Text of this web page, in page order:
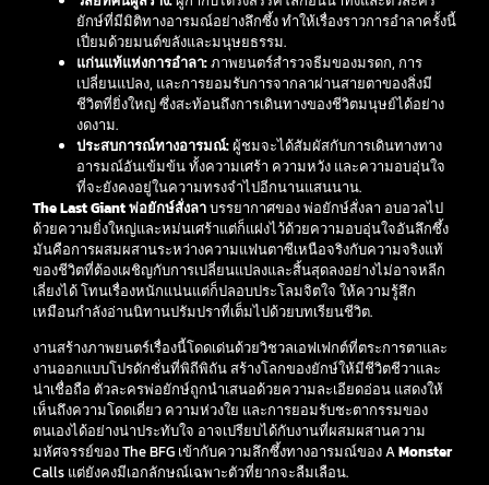
ยักษ์ที่มีมิติทางอารมณ์อย่างลึกซึ้ง ทำให้เรื่องราวการอำลาครั้งนี้
เปี่ยมด้วยมนต์ขลังและมนุษยธรรม.
แก่นแท้แห่งการอำลา:ภาพยนตร์สำรวจธีมของมรดก, การ
เปลี่ยนแปลง, และการยอมรับการจากลาผ่านสายตาของสิ่งมี
ชีวิตที่ยิ่งใหญ่ ซึ่งสะท้อนถึงการเดินทางของชีวิตมนุษย์ได้อย่าง
งดงาม.
ประสบการณ์ทางอารมณ์:ผู้ชมจะได้สัมผัสกับการเดินทางทาง
อารมณ์อันเข้มข้น ทั้งความเศร้า ความหวัง และความอบอุ่นใจ
ที่จะยังคงอยู่ในความทรงจำไปอีกนานแสนนาน.
The Last Giant พ่อยักษ์สั่งลาบรรยากาศของ พ่อยักษ์สั่งลา อบอวลไป
ด้วยความยิ่งใหญ่และหม่นเศร้าแต่ก็แฝงไว้ด้วยความอบอุ่นใจอันลึกซึ้ง
มันคือการผสมผสานระหว่างความแฟนตาซีเหนือจริงกับความจริงแท้
ของชีวิตที่ต้องเผชิญกับการเปลี่ยนแปลงและสิ้นสุดลงอย่างไม่อาจหลีก
เลี่ยงได้ โทนเรื่องหนักแน่นแต่ก็ปลอบประโลมจิตใจ ให้ความรู้สึก
เหมือนกำลังอ่านนิทานปรัมปราที่เต็มไปด้วยบทเรียนชีวิต.
งานสร้างภาพยนตร์เรื่องนี้โดดเด่นด้วยวิชวลเอฟเฟกต์ที่ตระการตาและ
งานออกแบบโปรดักชั่นที่พิถีพิถัน สร้างโลกของยักษ์ให้มีชีวิตชีวาและ
น่าเชื่อถือ ตัวละครพ่อยักษ์ถูกนำเสนอด้วยความละเอียดอ่อน แสดงให้
เห็นถึงความโดดเดี่ยว ความห่วงใย และการยอมรับชะตากรรมของ
ตนเองได้อย่างน่าประทับใจ อาจเปรียบได้กับงานที่ผสมผสานความ
มหัศจรรย์ของ The BFG เข้ากับความลึกซึ้งทางอารมณ์ของ AMonster
Calls แต่ยังคงมีเอกลักษณ์เฉพาะตัวที่ยากจะลืมเลือน.